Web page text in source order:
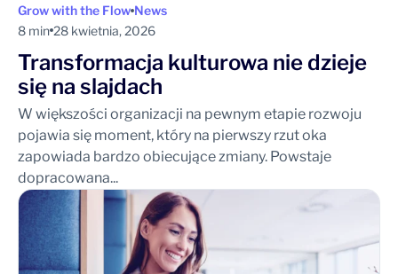
Grow with the Flow News
8 min 28 kwietnia, 2026
Transformacja kulturowa nie dzieje
się na slajdach
W większości organizacji na pewnym etapie rozwoju
pojawia się moment, który na pierwszy rzut oka
zapowiada bardzo obiecujące zmiany. Powstaje
dopracowana...